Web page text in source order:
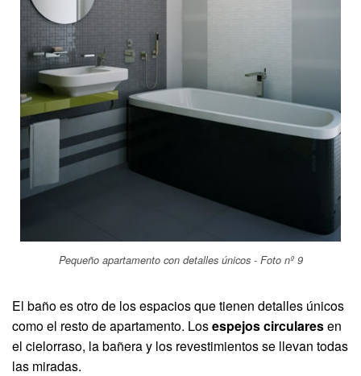
Pequeño apartamento con detalles únicos - Foto nº 9
El baño es otro de los espacios que tienen detalles únicos
como el resto de apartamento. Losespejos circularesen
el cielorraso, la bañera y los revestimientos se llevan todas
las miradas.